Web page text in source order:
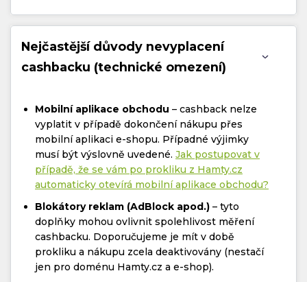
Nejčastější důvody nevyplacení
cashbacku (technické omezení)
Mobilní aplikace obchodu – cashback nelze
vyplatit v případě dokončení nákupu přes
mobilní aplikaci e-shopu. Případné výjimky
musí být výslovně uvedené. Jak postupovat v
případě, že se vám po prokliku z Hamty.cz
automaticky otevírá mobilní aplikace obchodu?
Blokátory reklam (AdBlock apod.) – tyto
doplňky mohou ovlivnit spolehlivost měření
cashbacku. Doporučujeme je mít v době
prokliku a nákupu zcela deaktivovány (nestačí
jen pro doménu Hamty.cz a e-shop).